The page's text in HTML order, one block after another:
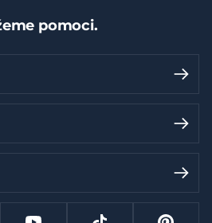
pomoci.